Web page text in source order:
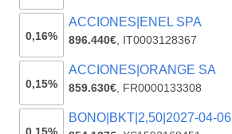
0,16%
ACCIONES|ENEL SPA
896.440€, IT0003128367
0,15%
ACCIONES|ORANGE SA
859.630€, FR0000133308
BONO|BKT|2,50|2027-04-06